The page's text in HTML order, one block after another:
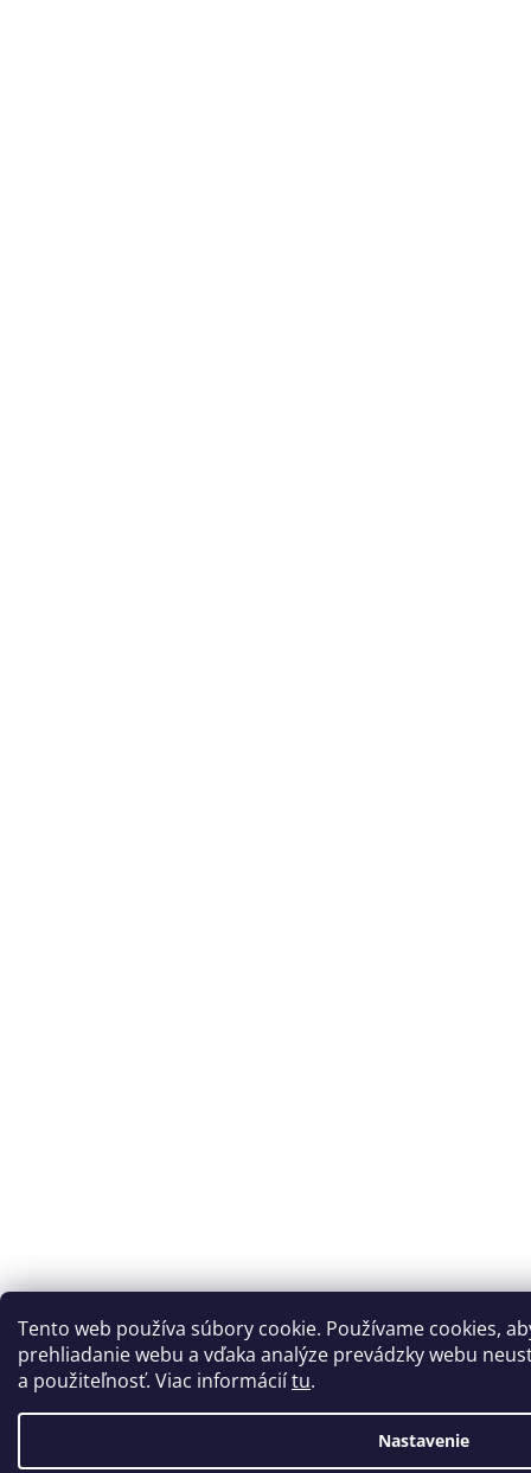
Tento web používa súbory cookie. Používame cookies,
prehliadanie webu a vďaka analýze prevádzky webu
a použiteľnosť. Viac informáciítu.
Nastavenie